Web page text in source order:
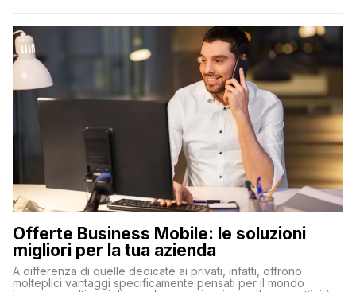
Offerte Business Mobile: le soluzioni
migliori per la tua azienda
A differenza di quelle dedicate ai privati, infatti, offrono
molteplici vantaggi specificamente pensati per il mondo